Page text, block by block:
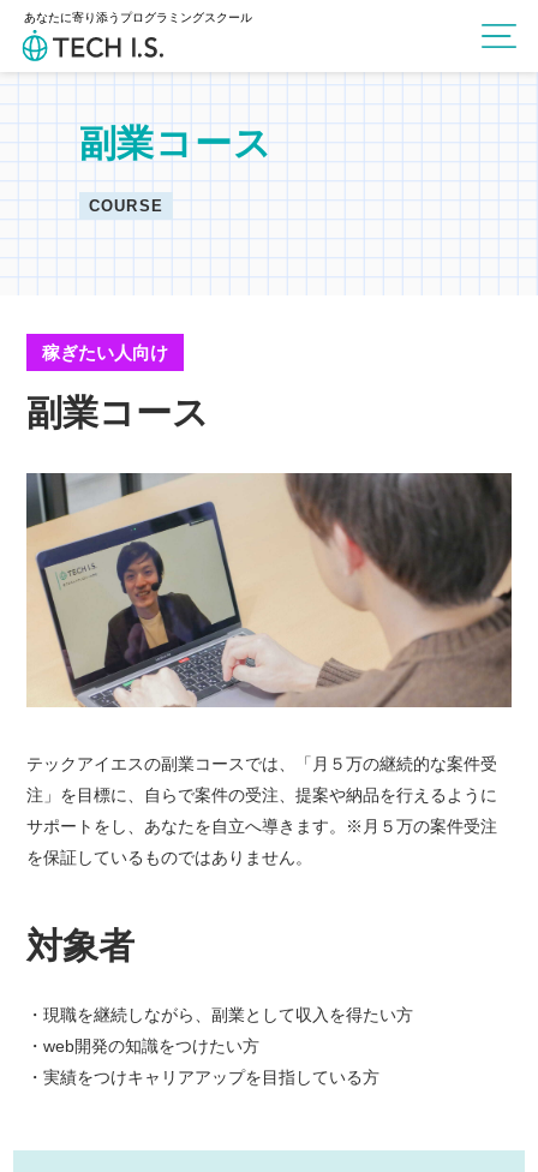
あなたに寄り添うプログラミングスクール
副業コース
COURSE
副業コース
稼ぎたい人向け
テックアイエスの副業コースでは、「月５万の継続的な案件受
注」を目標に、自らで案件の受注、提案や納品を行えるように
サポートをし、あなたを自立へ導きます。※月５万の案件受注
を保証しているものではありません。
対象者
現職を継続しながら、副業として収入を得たい方
web開発の知識をつけたい方
実績をつけキャリアアップを目指している方